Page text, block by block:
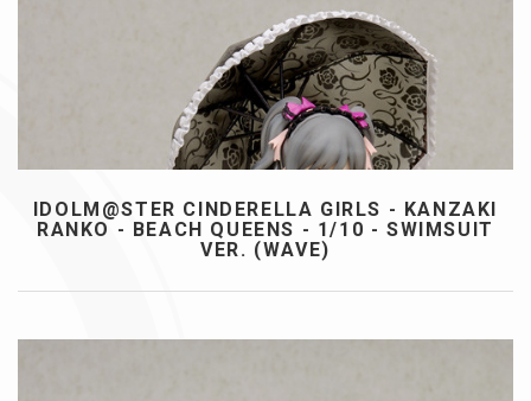
IDOLM@STER CINDERELLA GIRLS - KANZAKI
RANKO - BEACH QUEENS - 1/10 - SWIMSUIT
VER. (WAVE)